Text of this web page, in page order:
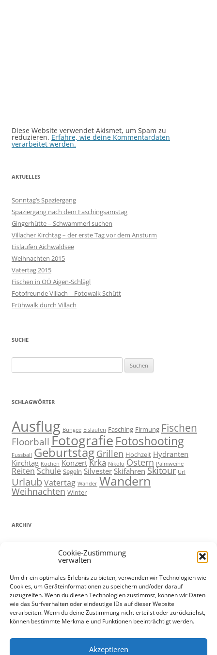
Cookie-Zustimmung
verwalten
Um dir ein optimales Erlebnis zu bieten, verwenden wir Technologien wie
Cookies, um Geräteinformationen zu speichern und/oder darauf
zuzugreifen. Wenn du diesen Technologien zustimmst, können wir Daten
wie das Surfverhalten oder eindeutige IDs auf dieser Website
verarbeiten. Wenn du deine Zustimmung nicht erteilst oder zurückziehst,
können bestimmte Merkmale und Funktionen beeinträchtigt werden.
Akzeptieren
Diese Website verwendet Akismet, um Spam zu
reduzieren. Erfahre, wie deine Kommentardaten
verarbeitet werden.
AKTUELLES
Sonntag’s Spaziergang
Spaziergang nach dem Faschingsamstag
Gingerhütte – Schwammerl suchen
Villacher Kirchtag – der erste Tag vor dem Ansturm
Eislaufen Aichwaldsee
Weihnachten 2015
Vatertag 2015
Fischen in OÖ Aigen-Schlägl
Fotofreunde Villach – Fotowalk Schütt
Frühwalk durch Villach
SUCHE
nach:
SCHLAGWÖRTER
Ausflug Bungee Eislaufen Fasching Firmung Fischen
Floorball Fotografie Fotoshooting
Fussball Geburtstag Grillen Hochzeit Hydranten
Kirchtag Kochen Konzert Krka Nikolo Ostern Palmweihe
Reiten Schule Segeln Silvester Skifahren Skitour Url
Urlaub Vatertag Wander Wandern
Weihnachten Winter
ARCHIV
ADMIN
Anmelden
Eintrags-Feed
Datenschutz und Cookies: Diese Website verwendet Cookies. Wenn du
die Website weiterhin nutzt, stimmst du der Verwendung von Cookies